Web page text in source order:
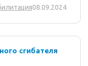
08.09.2024
сгибателя